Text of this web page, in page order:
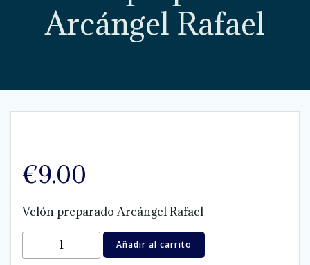
Arcángel Rafael
€9.00
Velón preparado Arcángel Rafael
preparado
Añadir al carrito